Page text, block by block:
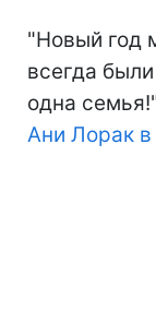
"Новый год
всегда
одна
Ани Лорак